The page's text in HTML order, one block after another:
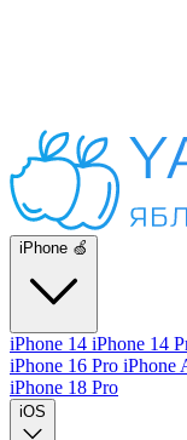
iPhone 🍏
iPhone 14 iPhone 14
iPhone 16 Pro iPhone
iPhone 18 Pro
iOS